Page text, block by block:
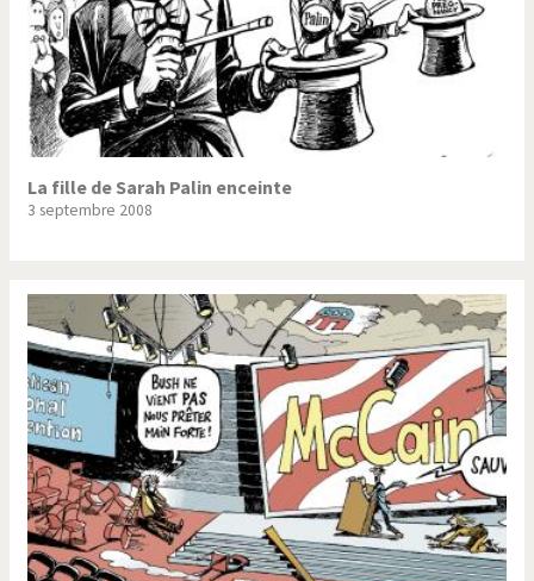
La fille de Sarah Palin enceinte
3 septembre 2008